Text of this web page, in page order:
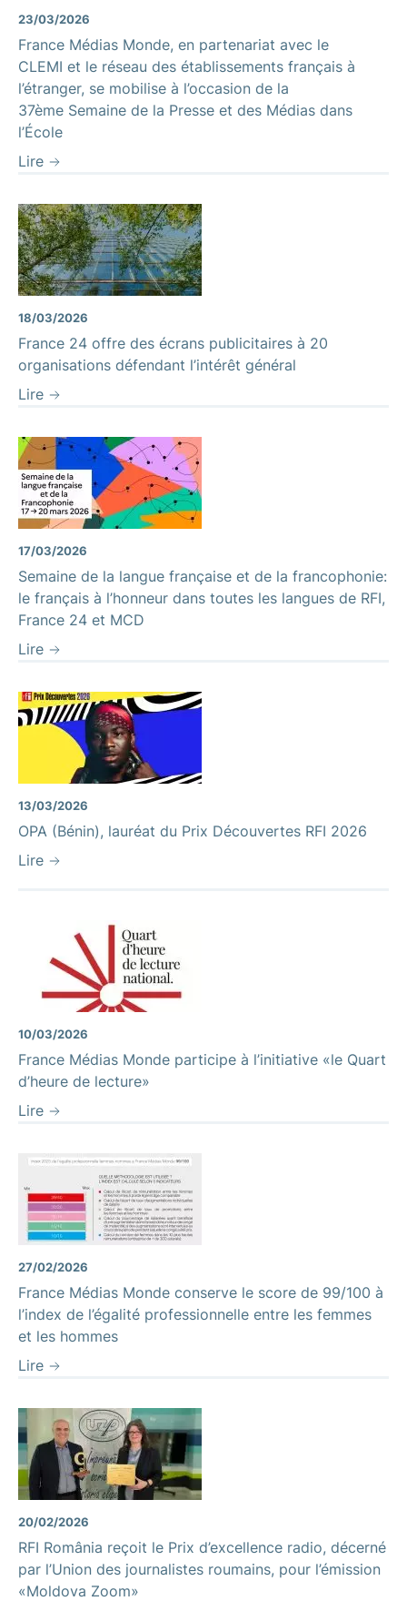
23/03/2026
France Médias Monde, en partenariat avec le
CLEMI et le réseau des établissements français à
l’étranger, se mobilise à l’occasion de la
37ème Semaine de la Presse et des Médias dans
l’École
Lire
18/03/2026
France 24 offre des écrans publicitaires à 20
organisations défendant l’intérêt général
Lire
17/03/2026
Semaine de la langue française et de la francophonie:
le français à l’honneur dans toutes les langues de RFI,
France 24 et MCD
Lire
13/03/2026
OPA (Bénin), lauréat du Prix Découvertes RFI 2026
Lire
10/03/2026
France Médias Monde participe à l’initiative «le Quart
d’heure de lecture»
Lire
27/02/2026
France Médias Monde conserve le score de 99/100 à
l’index de l’égalité professionnelle entre les femmes
et les hommes
Lire
20/02/2026
RFI România reçoit le Prix d’excellence radio, décerné
par l’Union des journalistes roumains, pour l’émission
«Moldova Zoom»